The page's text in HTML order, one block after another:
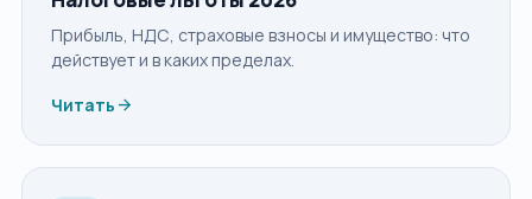
Прибыль, НДС, страховые взносы и имущество: что
действует и в каких пределах.
Читать arrow_forward